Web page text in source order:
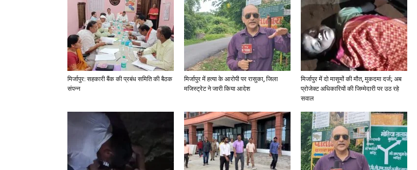
Hindi
News
Paper
मिर्जापुर: सहकारी बैंक की प्रबंध समिति की बैठक
संपन्न
मिर्जापुर में हत्या के आरोपी पर रासुका, जिला
मजिस्ट्रेट ने जारी किया आदेश
मिर्जापुर में दो मासूमों की मौत, मुकदमा दर्ज; अब
प्रोजेक्ट अधिकारियों की जिम्मेदारी पर उठ रहे
सवाल